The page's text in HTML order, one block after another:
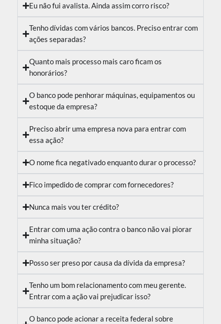
Eu não fui avalista. Ainda assim corro risco?
Tenho dívidas com vários bancos. Preciso entrar com
ações separadas?
Quanto mais processo mais caro ficam os
honorários?
O banco pode penhorar máquinas, equipamentos ou
estoque da empresa?
Preciso abrir uma empresa nova para entrar com
essa ação?
O nome fica negativado enquanto durar o processo?
Fico impedido de comprar com fornecedores?
Nunca mais vou ter crédito?
Entrar com uma ação contra o banco não vai piorar
minha situação?
Posso ser preso por causa da dívida da empresa?
Tenho um bom relacionamento com meu gerente.
Entrar com a ação vai prejudicar isso?
O banco pode acionar a receita federal sobre